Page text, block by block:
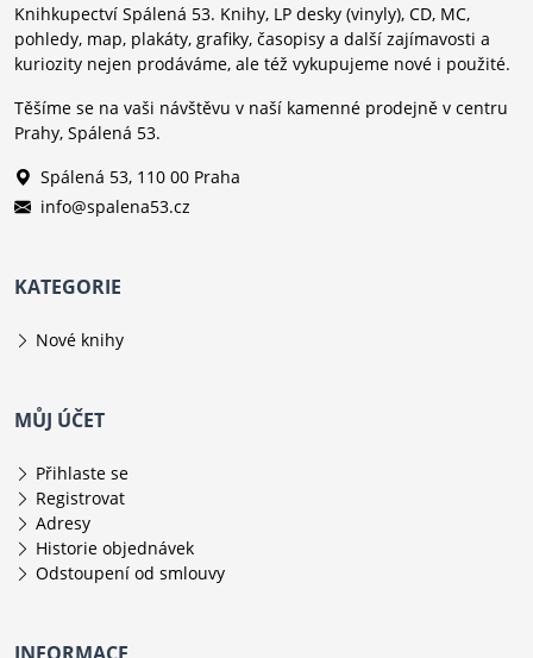
Knihkupectví Spálená 53. Knihy, LP desky (vinyly), CD, MC,
pohledy, map, plakáty, grafiky, časopisy a další zajímavosti a
kuriozity nejen prodáváme, ale též vykupujeme nové i použité.
Těšíme se na vaši návštěvu v naší kamenné prodejně v centru
Prahy, Spálená 53.
Spálená 53, 110 00 Praha
info@spalena53.cz
KATEGORIE
Nové knihy
MŮJ ÚČET
Přihlaste se
Registrovat
Adresy
Historie objednávek
Odstoupení od smlouvy